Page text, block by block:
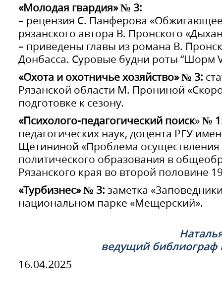
«Молодая гвардия» № 3:
– рецензия С. Панферова
рязанского автора В. Пронского
– приведены главы из романа В.
Донбасса. Суровые будни роты “Шорм
«Охота и охотничье хозяйство» № 3:
Рязанской области М. Прониной
подготовке к сезону.
«Психолого-педагогический поиск»№
педагогических наук, доцента РГУ
Щетининой «Проблема осуществления
политического образования в
Рязанского края во второй половине
«Турбизнес» № 3: заметка
национальном парке «Мещерский».
ведущий библиограф
16.04.2025